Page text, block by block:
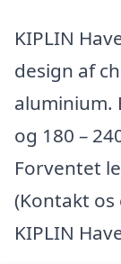
KIPLIN
design af
aluminium.
og 180 –
Forventet
(Kontakt
KIPLIN